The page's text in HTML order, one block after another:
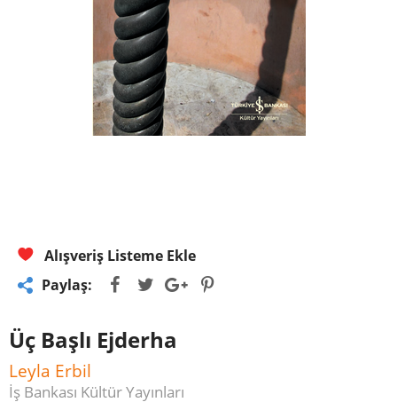
Alışveriş Listeme Ekle
Paylaş:
Üç Başlı Ejderha
Leyla Erbil
İş Bankası Kültür Yayınları